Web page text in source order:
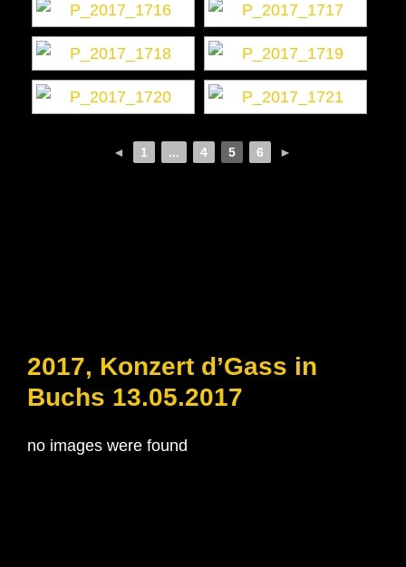
◄ 1 ... 4 5 6 ►
2017, Konzert d’Gass in
Buchs 13.05.2017
no images were found